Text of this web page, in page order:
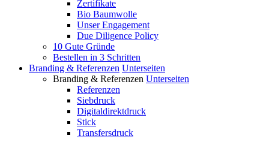
Zertifikate
Bio Baumwolle
Unser Engagement
Due Diligence Policy
10 Gute Gründe
Bestellen in 3 Schritten
Branding & Referenzen Unterseiten
Branding & Referenzen Unterseiten
Referenzen
Siebdruck
Digitaldirektdruck
Stick
Transfersdruck